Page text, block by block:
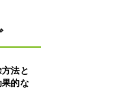
法と
的な